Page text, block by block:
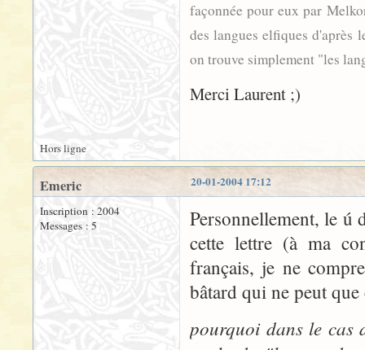
façonnée pour eux par
des langues elfiques d'après
on trouve simplement "les
Merci Laurent ;)
Hors ligne
20-01-2004 17:12
Emeric
Inscription : 2004
Messages : 5
Personnellement, le ú
cette lettre (à ma
français, je ne
bâtard qui ne peut
pourquoi dans le cas